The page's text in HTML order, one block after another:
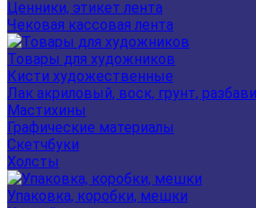
Ценники, этикет лента
Чековая кассовая лента
Товары для художников
Кисти художественные
Лак акриловый, воск, грунт,
Мастихины
Графические материалы
Скетчбуки
Холсты
Упаковка, коробки, мешки